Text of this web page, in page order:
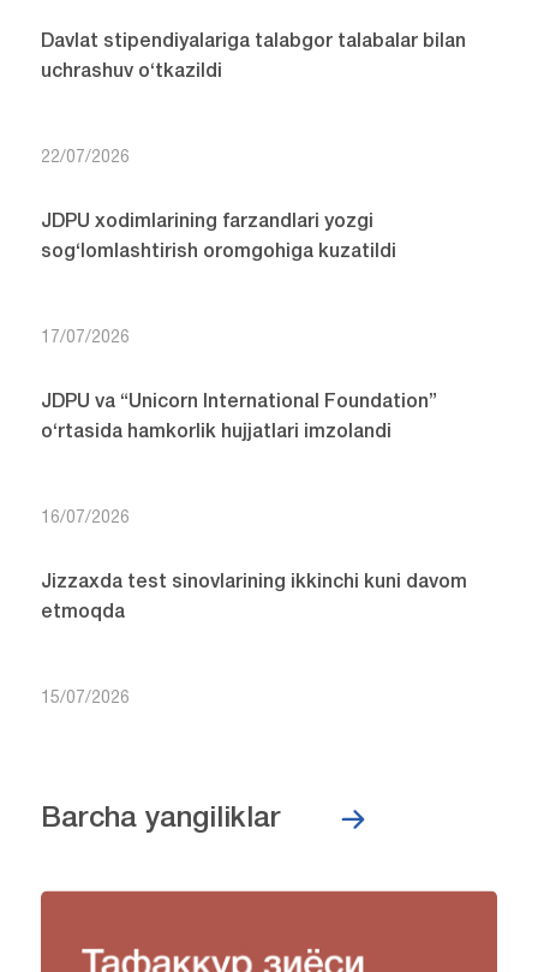
Davlat stipendiyalariga talabgor talabalar bilan
uchrashuv o‘tkazildi
22/07/2026
JDPU xodimlarining farzandlari yozgi
sog‘lomlashtirish oromgohiga kuzatildi
17/07/2026
JDPU va “Unicorn International Foundation”
o‘rtasida hamkorlik hujjatlari imzolandi
16/07/2026
Jizzaxda test sinovlarining ikkinchi kuni davom
etmoqda
15/07/2026
Barcha yangiliklar